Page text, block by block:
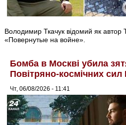
Володимир Ткачук відомий як автор
«Повернутые на войне».
Бомба в Москві убила
Повітряно-космічних сил
Чт, 06/08/2026 - 11:41